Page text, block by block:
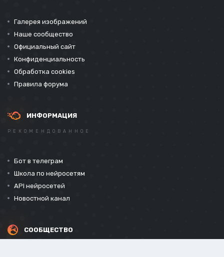
Галерея изображений
Наше сообщество
Официальный сайт
Конфиденциальность
Обработка cookies
Правила форума
ИНФОРМАЦИЯ
РЕКОМЕНДОВАННОЕ
Бот в телеграм
Школа по нейросетям
API нейросетей
Новостной канал
СООБЩЕСТВО